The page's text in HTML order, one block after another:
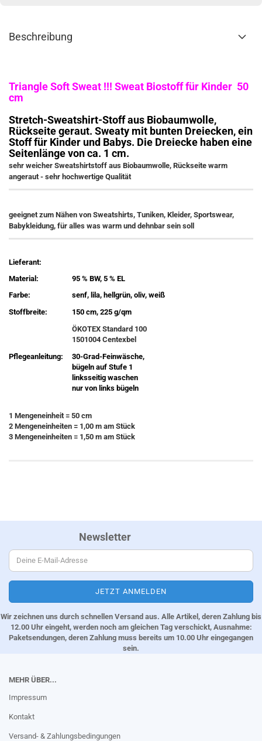
Beschreibung
Triangle Soft Sweat !!! Sweat Biostoff für Kinder 50
cm
Stretch-Sweatshirt-Stoff aus Biobaumwolle,
Rückseite geraut. Sweaty mit bunten Dreiecken, ein
Stoff für Kinder und Babys. Die Dreiecke haben eine
Seitenlänge von ca. 1 cm.
sehr weicher Sweatshirtstoff aus Biobaumwolle, Rückseite warm
angeraut - sehr hochwertige Qualität
geeignet zum Nähen von Sweatshirts, Tuniken, Kleider, Sportswear,
Babykleidung, für alles was warm und dehnbar sein soll
Lieferant:
Material:
95 % BW, 5 % EL
Farbe:
senf, lila, hellgrün, oliv, weiß
Stoffbreite:
150 cm, 225 g/qm
ÖKOTEX Standard 100
1501004 Centexbel
Pflegeanleitung:
30-Grad-Feinwäsche,
bügeln auf Stufe 1
linksseitig waschen
nur von links bügeln
1 Mengeneinheit = 50 cm
2 Mengeneinheiten = 1,00 m am Stück
3 Mengeneinheiten = 1,50 m am Stück
Newsletter
Wir zeichnen uns durch schnellen Versand aus. Alle Artikel, deren Zahlung bis
12.00 Uhr eingeht, werden noch am gleichen Tag verschickt, Ausnahme:
Paketsendungen, deren Zahlung muss bereits um 10.00 Uhr eingegangen
sein.
MEHR ÜBER...
Impressum
Kontakt
Versand- & Zahlungsbedingungen